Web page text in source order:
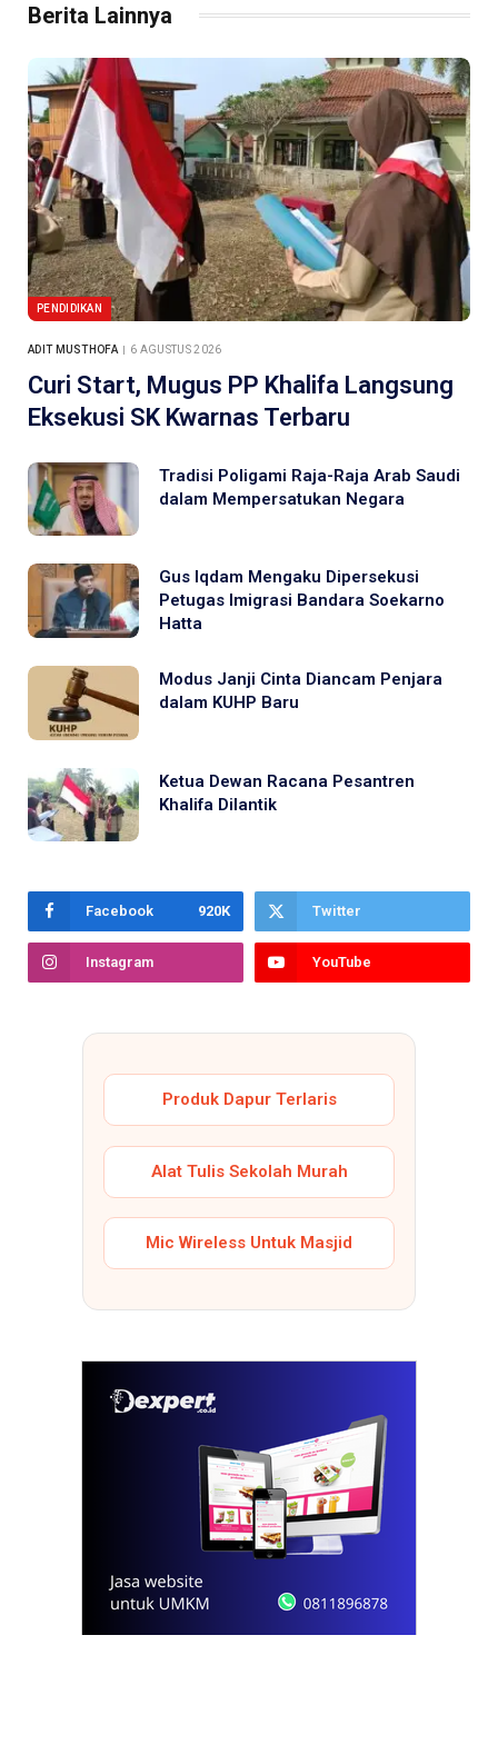
Berita Lainnya
PENDIDIKAN
ADIT MUSTHOFA 6 AGUSTUS 2026
Curi Start, Mugus PP Khalifa Langsung
Eksekusi SK Kwarnas Terbaru
Tradisi Poligami Raja-Raja Arab Saudi
dalam Mempersatukan Negara
Gus Iqdam Mengaku Dipersekusi
Petugas Imigrasi Bandara Soekarno
Hatta
Modus Janji Cinta Diancam Penjara
dalam KUHP Baru
Ketua Dewan Racana Pesantren
Khalifa Dilantik
Facebook 920K Twitter
Instagram YouTube
Produk Dapur Terlaris
Alat Tulis Sekolah Murah
Mic Wireless Untuk Masjid